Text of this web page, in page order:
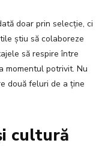
doar prin selecție, ci
știu să colaboreze
să respire între
momentul potrivit. Nu
două feluri de a ține
cultură